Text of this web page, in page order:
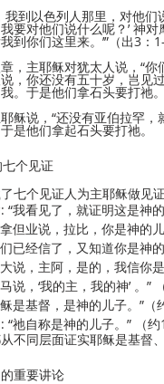
我到以色列人那里，对他
要对他们说什么呢？’ 神对
到你们这里来。’”（出3：
，主耶稣对犹太人说，“
，你还没有五十岁，岂见
。于是他们拿石头要打祂
稣说，“还没有亚伯拉罕
是他们拿起石头要打祂。
个见证
七个见证人为主耶稣做见证
“我看见了，就证明这是神
但业说，拉比，你是神的儿
已经信了，又知道你是神
说，主阿，是的，我信你
说，‘我的主，我的神’ 。”
是基督，是神的儿子。”（
“祂自称是神的儿子。” （约
不同层面证实耶稣是基督
重要讲论